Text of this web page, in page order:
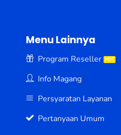
Menu Lainnya
Program Reseller
Info Magang
Persyaratan Layanan
Pertanyaan Umum